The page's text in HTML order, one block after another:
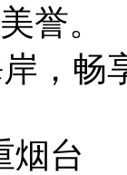
誉。
，畅
烟台